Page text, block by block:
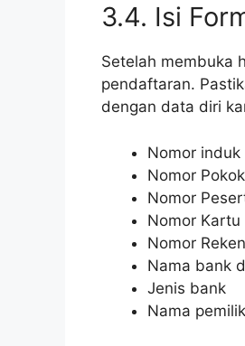
3.4. Isi
Setelah membuka
pendaftaran.
dengan data diri
Nomor
Nomor
Nomor
Nomor Kartu
Nomor
Nama bank
Jenis bank
Nama